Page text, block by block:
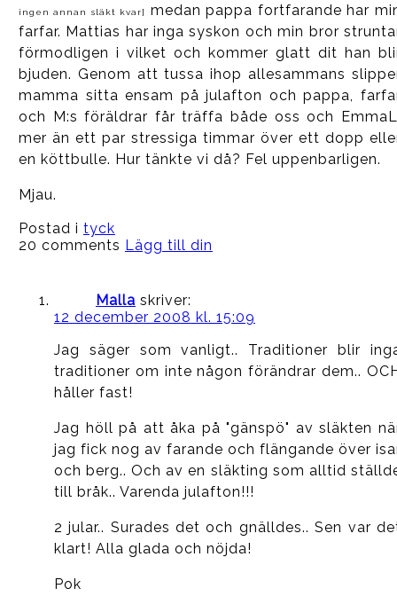
ingen annan släkt kvar]
medan pappa fortfarande har
farfar. Mattias har inga syskon och min bror
förmodligen i vilket och kommer glatt dit han
bjuden. Genom att tussa ihop allesammans
mamma sitta ensam på julafton och pappa,
och M:s föräldrar får träffa både oss och
mer än ett par stressiga timmar över ett dopp
en köttbulle. Hur tänkte vi då? Fel uppenbarligen.
Mjau.
Postad i tyck
20 comments Lägg till din
Malla skriver:
12 december 2008 kl. 15:09
Jag säger som vanligt.. Traditioner blir
traditioner om inte någon förändrar dem..
håller fast!
Jag höll på att åka på "gänspö" av släkten
jag fick nog av farande och flängande över
och berg.. Och av en släkting som alltid
till bråk.. Varenda julafton!!!
2 jular.. Surades det och gnälldes.. Sen var
klart! Alla glada och nöjda!
Pok